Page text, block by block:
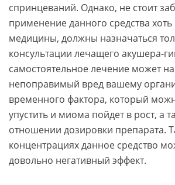
спринцеваний. Однако, не стоит
применение данного средства
медицины, должны назначаться
консультации лечащего акушера-
самостоятельное лечение может
непоправимый вред вашему
временного фактора, который
упустить и миома пойдет в рост, а
отношении дозировки препарата.
концентрациях данное средство
довольно негативный эффект.